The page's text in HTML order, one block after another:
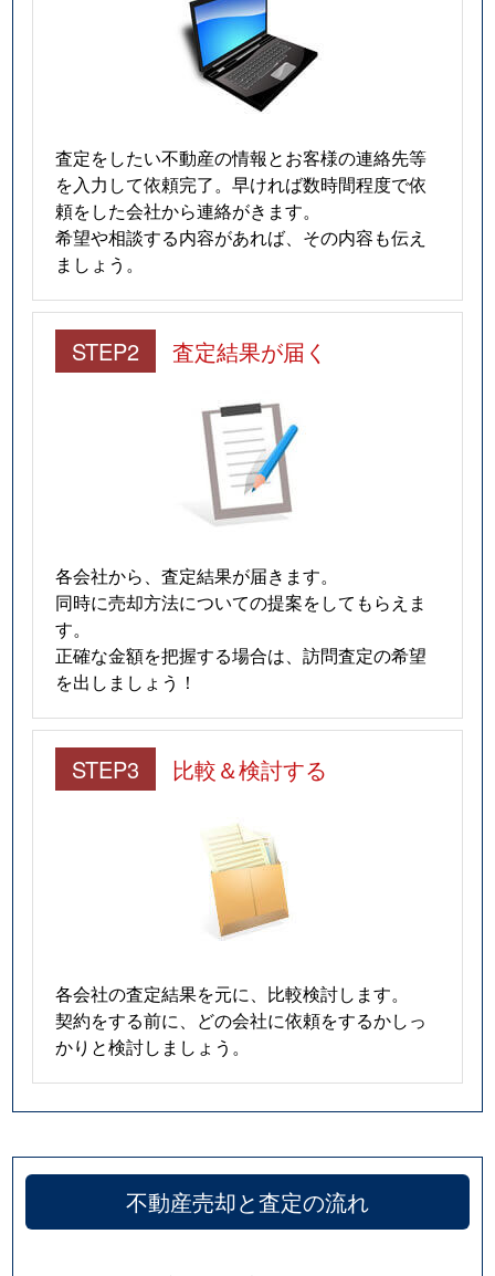
査定をしたい不動産の情報とお客様の連絡先等
を入力して依頼完了。早ければ数時間程度で依
頼をした会社から連絡がきます。
希望や相談する内容があれば、その内容も伝え
ましょう。
STEP2 査定結果が届く
各会社から、査定結果が届きます。
同時に売却方法についての提案をしてもらえま
す。
正確な金額を把握する場合は、訪問査定の希望
を出しましょう！
STEP3 比較＆検討する
各会社の査定結果を元に、比較検討します。
契約をする前に、どの会社に依頼をするかしっ
かりと検討しましょう。
不動産売却と査定の流れ